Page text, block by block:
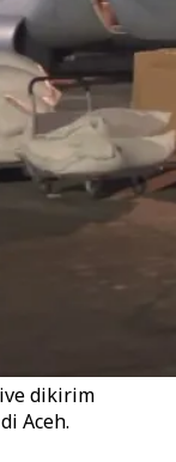
dikirim
Aceh.